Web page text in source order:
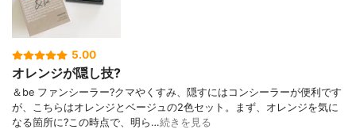
5.00
オレンジが隠し技?
＆be ファンシーラー?クマやくすみ、隠すにはコンシーラーが便利です
が、こちらはオレンジとベージュの2色セット。まず、オレンジを気に
なる箇所に?この時点で、明ら…続きを見る